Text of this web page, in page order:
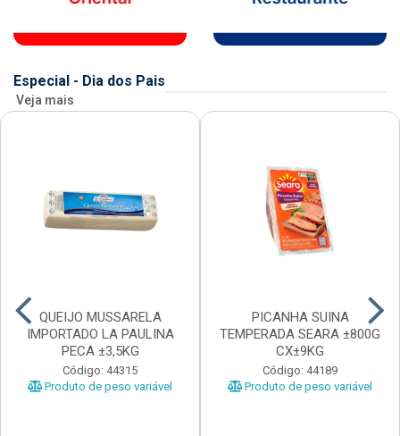
Especial - Dia dos Pais
Veja mais
QUEIJO MUSSARELA
IMPORTADO LA PAULINA
PECA ±3,5KG
Código: 44315
Produto de peso variável
PICANHA SUINA
TEMPERADA SEARA ±800G
CX±9KG
Código: 44189
Produto de peso variável